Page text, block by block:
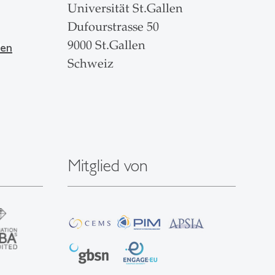
Universität St.Gallen
Dufourstrasse 50
9000 St.Gallen
Schweiz
Mitglied von